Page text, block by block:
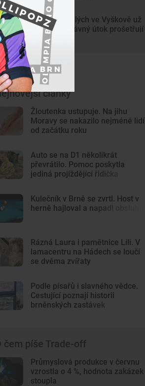
Gang nezletilých ve Vyškově už
dořádil. Nedávný útok prošetřují
kriminalisté
články
Žloutenka ustupuje. Na jihu
Moravy se nakazilo nejméně lidí
od začátku roku
Auto se na D1 několikrát
převrátilo. Pomoc poskytla
jediná projíždějící řidička
Kulečník v Brně se zvrtl. Host v
herně hajloval a napadl obsluhu
Rázná Laura i pamětnice Lili. V
lamacentru na Hádech se loučí
se dvěma zvířaty
Podle písařů i slavného vědce.
Cestující poznají historii
brněnských zastávek
čem píše Trade-off
Průmyslová produkce v červnu
vzrostla o 4 %, hodnota zakázek
stoupla